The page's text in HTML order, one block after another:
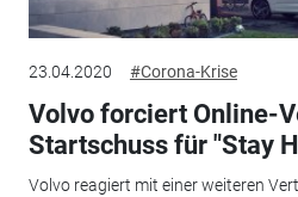
23.04.2020 #Corona-Krise
Volvo forciert Online-
Startschuss für "Stay
Volvo reagiert mit einer weiteren